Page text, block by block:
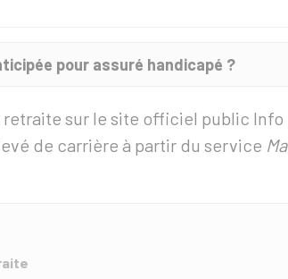
pour assuré handicapé ?
sur le site officiel public Info
de carrière à partir du service Ma